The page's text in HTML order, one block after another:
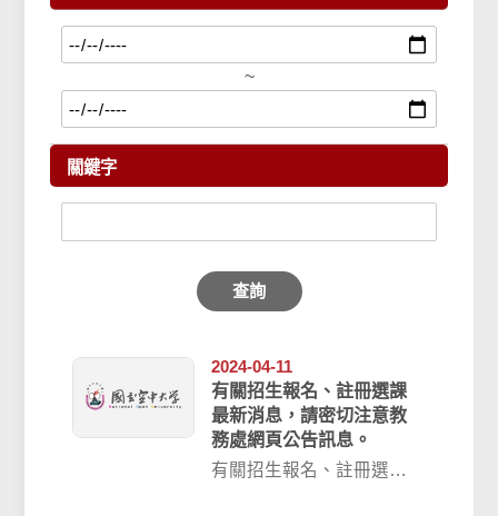
~
關鍵字
查詢
2024-04-11
有關招生報名、註冊選課
最新消息，請密切注意教
務處網頁公告訊息。
有關招生報名、註冊選課